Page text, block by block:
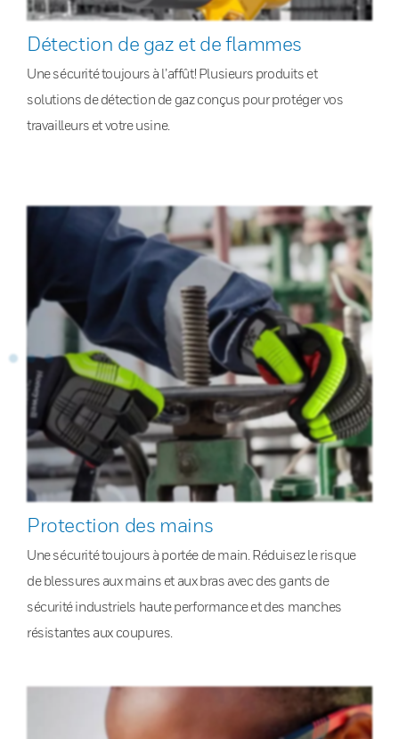
Détection de gaz et de flammes
Une sécurité toujours à l’affût! Plusieurs produits et
solutions de détection de gaz conçus pour protéger vos
travailleurs et votre usine.
Protection des mains
Une sécurité toujours à portée de main. Réduisez le risque
de blessures aux mains et aux bras avec des gants de
sécurité industriels haute performance et des manches
résistantes aux coupures.